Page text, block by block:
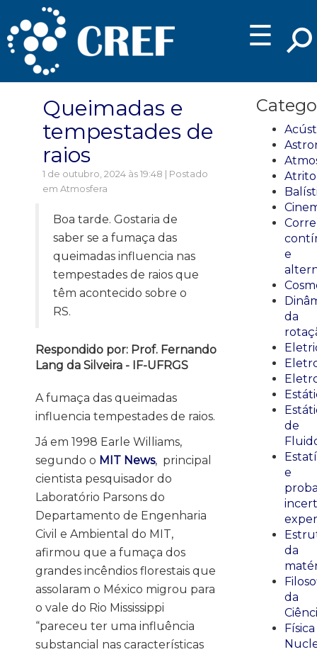
☰
Queimadas e
tempestades de
raios
1 de outubro, 2024 às 19:48 | Postado
em Atmosfera
Boa tarde. Gostaria de
saber se a fumaça das
queimadas influencia nas
tempestades de raios que
têm acontecido sobre o
RS.
Respondido por: Prof. Fernando
Lang da Silveira - IF-UFRGS
A fumaça das queimadas
influencia tempestades de raios.
Já em 1998 Earle Williams,
segundo o MIT News, principal
cientista pesquisador do
Laboratório Parsons do
Departamento de Engenharia
Civil e Ambiental do MIT,
afirmou que a fumaça dos
grandes incêndios florestais que
assolaram o México migrou para
o vale do Rio Mississippi
“pareceu ter uma influência
substancial nas características
Atrito
e
da
de
e
da
da
Física